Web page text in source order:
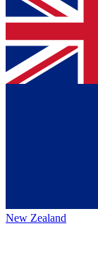
New Zealand